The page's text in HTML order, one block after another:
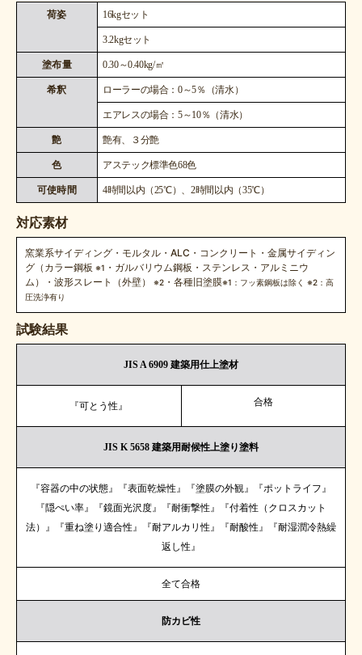
荷姿 16kgセット
3.2kgセット
塗布量 0.30～0.40kg/㎡
希釈 ローラーの場合：0～5％（清水）
エアレスの場合：5～10％（清水）
艶 艶有、３分艶
色 アステック標準色68色
可使時間 4時間以内（25℃）、2時間以内（35℃）
対応素材
窯業系サイディング・モルタル・ALC・コンクリート・金属サイディン
グ（カラー鋼板※1 ・ガルバリウム鋼板・ステンレス・アルミニウ
ム）・波形スレート（外壁）※2 ・各種旧塗膜※1：フッ素鋼板は除く ※2：高
圧洗浄有り
試験結果
JIS A 6909 建築用仕上塗材
『可とう性』 合格
JIS K 5658 建築用耐候性上塗り塗料
『容器の中の状態』『表面乾燥性』『塗膜の外観』『ポットライフ』
『隠ぺい率』『鏡面光沢度』『耐衝撃性』『付着性（クロスカット
法）』『重ね塗り適合性』『耐アルカリ性』『耐酸性』『耐湿潤冷熱繰
返し性』
全て合格
防カビ性